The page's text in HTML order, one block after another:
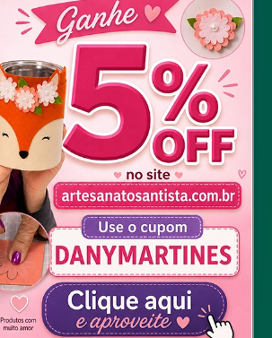
3.6 (cinza e azul) de 1,8mm
Kawaii Santa Fé
e bege
branca
Fé